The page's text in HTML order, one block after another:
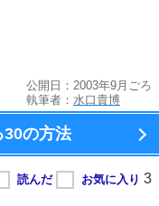
公開日：2003年9月ごろ
執筆者： 水口貴博
30の方法